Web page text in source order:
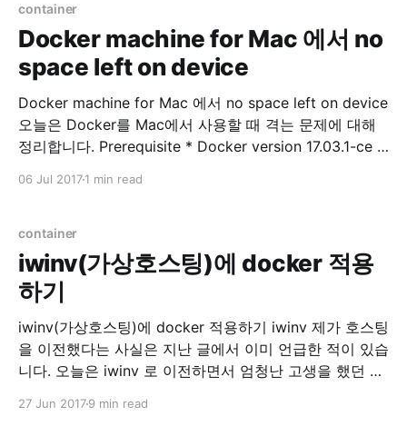
container
Docker machine for Mac 에서 no
space left on device
Docker machine for Mac 에서 no space left on device
오늘은 Docker를 Mac에서 사용할 때 격는 문제에 대해
정리합니다. Prerequisite * Docker version 17.03.1-ce *
이미지
06 Jul 20171 min read
container
iwinv(가상호스팅)에 docker 적용
하기
iwinv(가상호스팅)에 docker 적용하기 iwinv 제가 호스팅
을 이전했다는 사실은 지난 글에서 이미 언급한 적이 있습
니다. 오늘은 iwinv 로 이전하면서 엄청난 고생을 했던 경
27 Jun 20179 min read